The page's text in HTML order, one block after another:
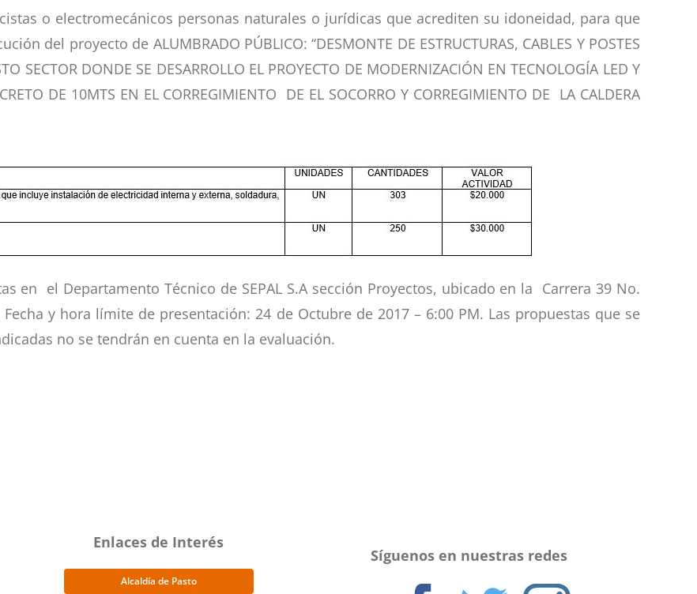
o electromecánicos personas naturales o jurídicas que acrediten su idoneidad, para que
del proyecto de ALUMBRADO PÚBLICO: ‘‘DESMONTE DE ESTRUCTURAS, CABLES Y POSTES
SECTOR DONDE SE DESARROLLO EL PROYECTO DE MODERNIZACIÓN EN TECNOLOGÍA LED Y
DE 10MTS EN EL CORREGIMIENTO DE EL SOCORRO Y CORREGIMIENTO DE LA CALDERA
en el Departamento Técnico de SEPAL S.A sección Proyectos, ubicado en la Carrera 39 No.
y hora límite de presentación: 24 de Octubre de 2017 – 6:00 PM. Las propuestas que se
no se tendrán en cuenta en la evaluación.
Enlaces de Interés
Alcaldía de Pasto
Síguenos en nuestras redes